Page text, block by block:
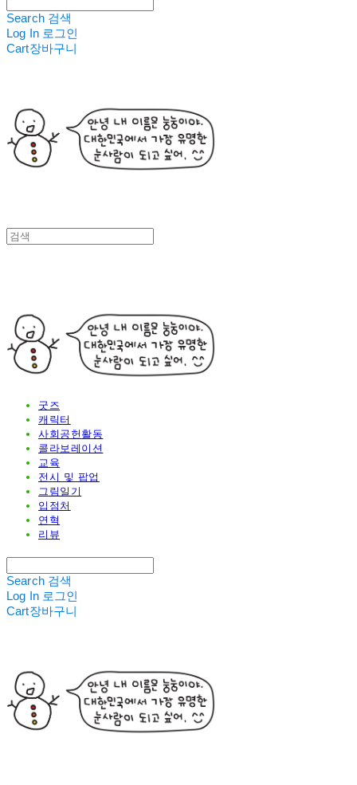
Search 검색
Log In 로그인
Cart장바구니
굿즈
캐릭터
사회공헌활동
콜라보레이션
교육
전시 및 팝업
그림일기
입점처
연혁
리뷰
Search 검색
Log In 로그인
Cart장바구니